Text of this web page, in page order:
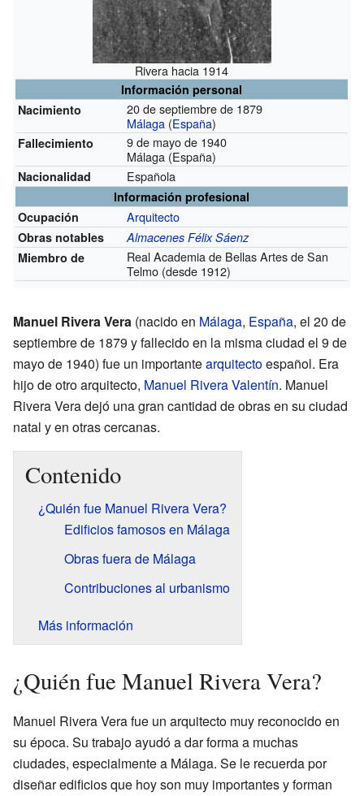
Rivera hacia 1914
Información personal
Nacimiento
20 de septiembre de 1879
Málaga (España)
Fallecimiento
9 de mayo de 1940
Málaga (España)
Nacionalidad Española
Información profesional
Ocupación
Arquitecto
Obras notables
Almacenes Félix Sáenz
Miembro de
Real Academia de Bellas Artes de San
Telmo (desde 1912)
Manuel Rivera Vera (nacido en Málaga, España, el 20 de
septiembre de 1879 y fallecido en la misma ciudad el 9 de
mayo de 1940) fue un importantearquitectoespañol. Era
hijo de otro arquitecto, Manuel Rivera Valentín. Manuel
Rivera Vera dejó una gran cantidad de obras en su ciudad
natal y en otras cercanas.
Contenido
¿Quién fue Manuel Rivera Vera?
Edificios famosos en Málaga
Obras fuera de Málaga
Contribuciones al urbanismo
Más información
¿Quién fue Manuel Rivera Vera?
Manuel Rivera Vera fue un arquitecto muy reconocido en
su época. Su trabajo ayudó a dar forma a muchas
ciudades, especialmente a Málaga. Se le recuerda por
diseñar edificios que hoy son muy importantes y forman